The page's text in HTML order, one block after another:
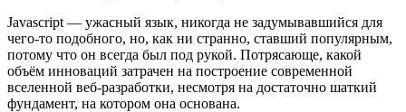
Javascript — ужасный язык, никогда не задумывавшийся для
чего-то подобного, но, как ни странно, ставший популярным,
потому что он всегда был под рукой. Потрясающе, какой
объём инноваций затрачен на построение современной
вселенной веб-разработки, несмотря на достаточно шаткий
фундамент, на котором она основана.